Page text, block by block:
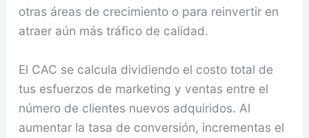
otras áreas de crecimiento o para reinvertir en
atraer aún más tráfico de calidad.
El CAC se calcula dividiendo el costo total de
tus esfuerzos de marketing y ventas entre el
número de clientes nuevos adquiridos. Al
aumentar la tasa de conversión, incrementas el